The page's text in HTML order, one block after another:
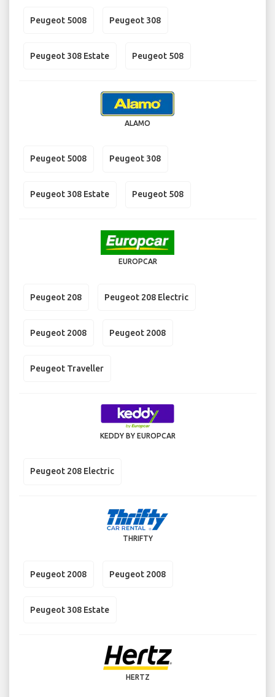
Peugeot 5008 Peugeot 308
Peugeot 308 Estate Peugeot 508
ALAMO
Peugeot 5008 Peugeot 308
Peugeot 308 Estate Peugeot 508
EUROPCAR
Peugeot 208 Peugeot 208 Electric
Peugeot 2008 Peugeot 2008
Peugeot Traveller
KEDDY BY EUROPCAR
Peugeot 208 Electric
THRIFTY
Peugeot 2008 Peugeot 2008
Peugeot 308 Estate
HERTZ